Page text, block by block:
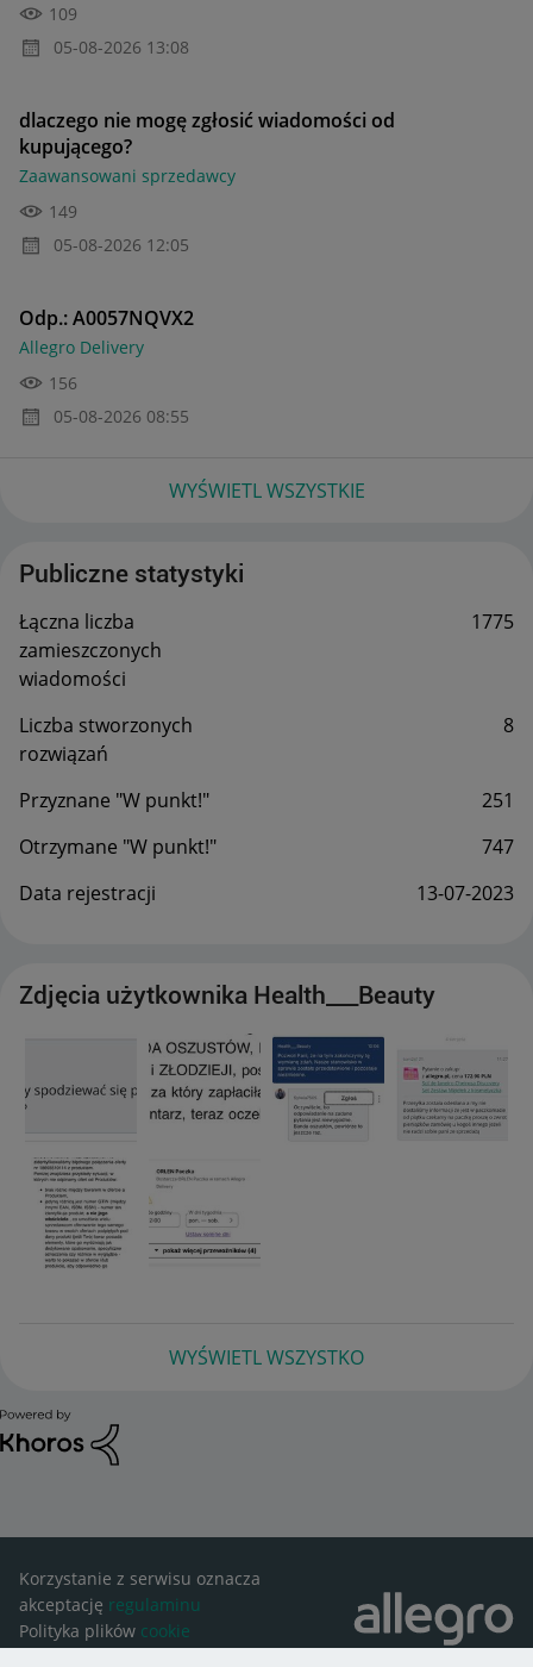
109
‎05-08-2026 13:08
dlaczego nie mogę zgłosić wiadomości od
kupującego?
Zaawansowani sprzedawcy
149
‎05-08-2026 12:05
Odp.: A0057NQVX2
Allegro Delivery
156
‎05-08-2026 08:55
WYŚWIETL WSZYSTKIE
Publiczne statystyki
Łączna liczba
zamieszczonych
wiadomości
1775
Liczba stworzonych
rozwiązań
8
Przyznane "W punkt!"
251
Otrzymane "W punkt!"
747
Data rejestracji
‎13-07-2023
Zdjęcia użytkownika Health___Beauty
WYŚWIETL WSZYSTKO
Korzystanie z serwisu oznacza
akceptację regulaminu
Polityka plików cookie